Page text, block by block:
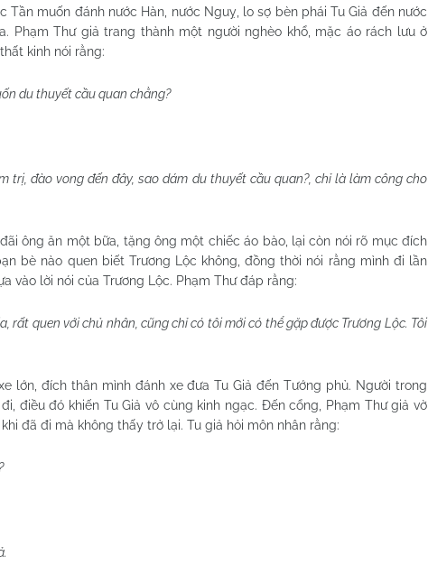
Tần muốn đánh nước Hàn, nước Nguỵ, lo sợ bèn phái Tu Giả đến nước
Phạm Thư giả trang thành một người nghèo khổ, mặc áo rách lưu ở
kinh nói rằng:
du thuyết cầu quan chằng?
trị, đào vong đến đây, sao dám du thuyết cầu quan?, chỉ là làm công cho
ông ăn một bữa, tặng ông một chiếc áo bào, lại còn nói rõ mục đích
bè nào quen biết Trương Lộc không, đồng thời nói rằng mình đi lần
vào lời nói của Trương Lộc. Phạm Thư đáp rằng:
rất quen với chủ nhân, cũng chỉ có tôi mới có thể gặp được Trương Lộc. Tôi
lớn, đích thân mình đánh xe đưa Tu Giả đến Tướng phủ. Người trong
điều đó khiến Tu Giả vô cùng kinh ngạc. Đến cổng, Phạm Thư giả vờ
đã đi mà không thấy trở lại. Tu giả hỏi môn nhân rằng: